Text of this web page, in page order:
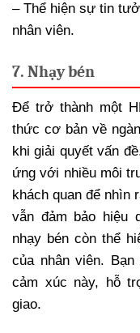
– Thể hiện sự tin
nhân viên.
7. Nhạy bén
Để trở thành một
thức cơ bản về
khi giải quyết vấn
ứng với nhiều môi
khách quan để nhìn
vẫn đảm bảo hiệu
nhạy bén còn thể
của nhân viên.
cảm xúc này, hỗ
giao.